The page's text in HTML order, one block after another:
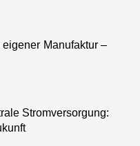
Manufaktur –
Stromversorgung: